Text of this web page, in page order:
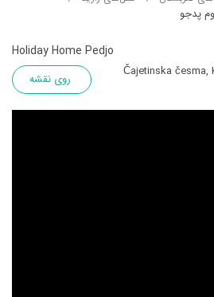
پدجو
Holiday Home Pedjo
Čajetinska česma,
روی نقشه